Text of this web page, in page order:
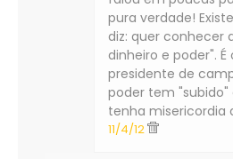
pura verdade!
diz: quer conhecer
dinheiro e poder".
presidente de
poder tem "subido"
tenha misericordia
11/4/12